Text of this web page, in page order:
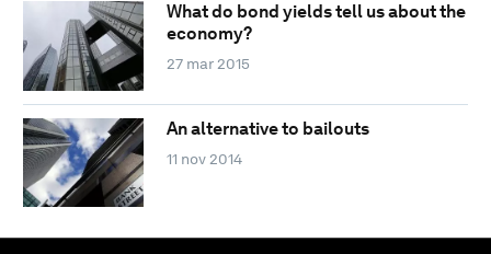
What do bond yields tell us about the
economy?
27 mar 2015
An alternative to bailouts
11 nov 2014